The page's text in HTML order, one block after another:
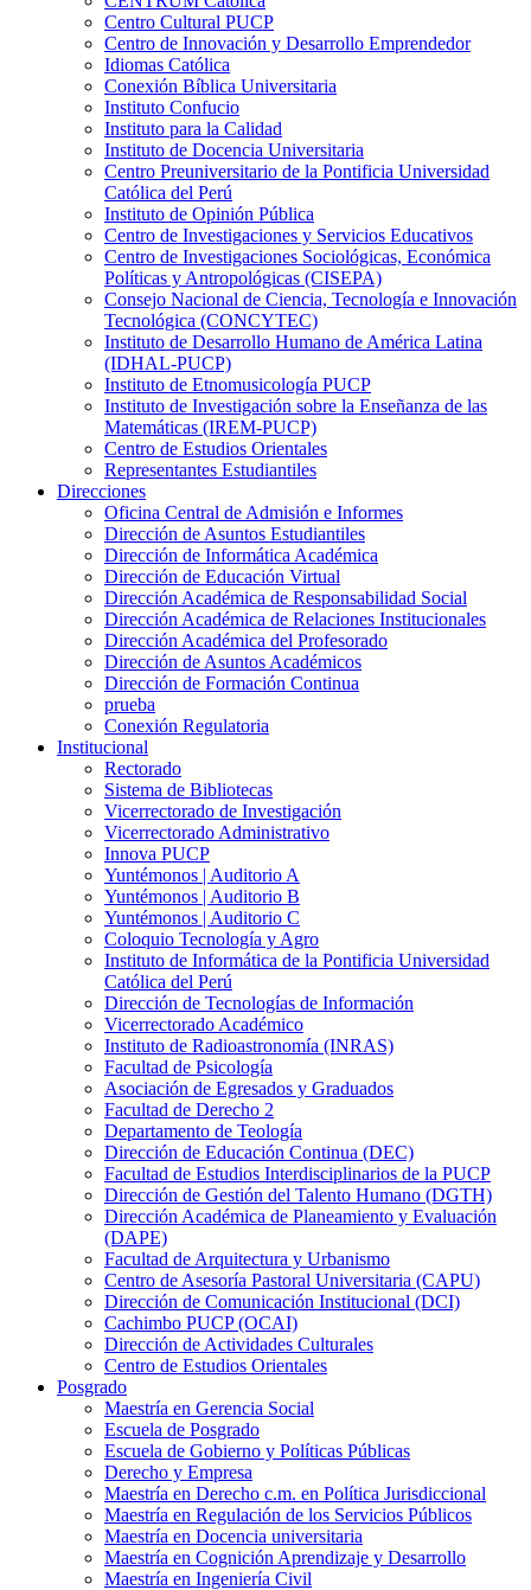
Centro Cultural PUCP
Centro de Innovación y Desarrollo Emprendedor
Idiomas Católica
Conexión Bíblica Universitaria
Instituto Confucio
Instituto para la Calidad
Instituto de Docencia Universitaria
Centro Preuniversitario de la Pontificia Universidad
Católica del Perú
Instituto de Opinión Pública
Centro de Investigaciones y Servicios Educativos
Centro de Investigaciones Sociológicas, Económica
Políticas y Antropológicas (CISEPA)
Consejo Nacional de Ciencia, Tecnología e Innovación
Tecnológica (CONCYTEC)
Instituto de Desarrollo Humano de América Latina
(IDHAL-PUCP)
Instituto de Etnomusicología PUCP
Instituto de Investigación sobre la Enseñanza de las
Matemáticas (IREM-PUCP)
Centro de Estudios Orientales
Representantes Estudiantiles
Direcciones
Oficina Central de Admisión e Informes
Dirección de Asuntos Estudiantiles
Dirección de Informática Académica
Dirección de Educación Virtual
Dirección Académica de Responsabilidad Social
Dirección Académica de Relaciones Institucionales
Dirección Académica del Profesorado
Dirección de Asuntos Académicos
Dirección de Formación Continua
prueba
Conexión Regulatoria
Institucional
Rectorado
Sistema de Bibliotecas
Vicerrectorado de Investigación
Vicerrectorado Administrativo
Innova PUCP
Yuntémonos | Auditorio A
Yuntémonos | Auditorio B
Yuntémonos | Auditorio C
Coloquio Tecnología y Agro
Instituto de Informática de la Pontificia Universidad
Católica del Perú
Dirección de Tecnologías de Información
Vicerrectorado Académico
Instituto de Radioastronomía (INRAS)
Facultad de Psicología
Asociación de Egresados y Graduados
Facultad de Derecho 2
Departamento de Teología
Dirección de Educación Continua (DEC)
Facultad de Estudios Interdisciplinarios de la PUCP
Dirección de Gestión del Talento Humano (DGTH)
Dirección Académica de Planeamiento y Evaluación
(DAPE)
Facultad de Arquitectura y Urbanismo
Centro de Asesoría Pastoral Universitaria (CAPU)
Dirección de Comunicación Institucional (DCI)
Cachimbo PUCP (OCAI)
Dirección de Actividades Culturales
Centro de Estudios Orientales
Posgrado
Maestría en Gerencia Social
Escuela de Posgrado
Escuela de Gobierno y Políticas Públicas
Derecho y Empresa
Maestría en Derecho c.m. en Política Jurisdiccional
Maestría en Regulación de los Servicios Públicos
Maestría en Docencia universitaria
Maestría en Cognición Aprendizaje y Desarrollo
Maestría en Ingeniería Civil